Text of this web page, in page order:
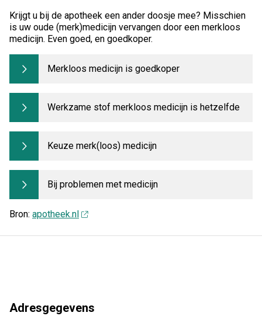
Krijgt u bij de apotheek een ander doosje mee? Misschien
is uw oude (merk)medicijn vervangen door een merkloos
medicijn. Even goed, en goedkoper.
Merkloos medicijn is goedkoper
Werkzame stof merkloos medicijn is hetzelfde
Keuze merk(loos) medicijn
Bij problemen met medicijn
Bron: apotheek.nl
Adresgegevens